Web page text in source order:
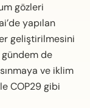
gözleri
yapılan
geliştirilmesini
gündem de
ve iklim
COP29 gibi